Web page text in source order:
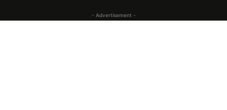
- Advertisement -